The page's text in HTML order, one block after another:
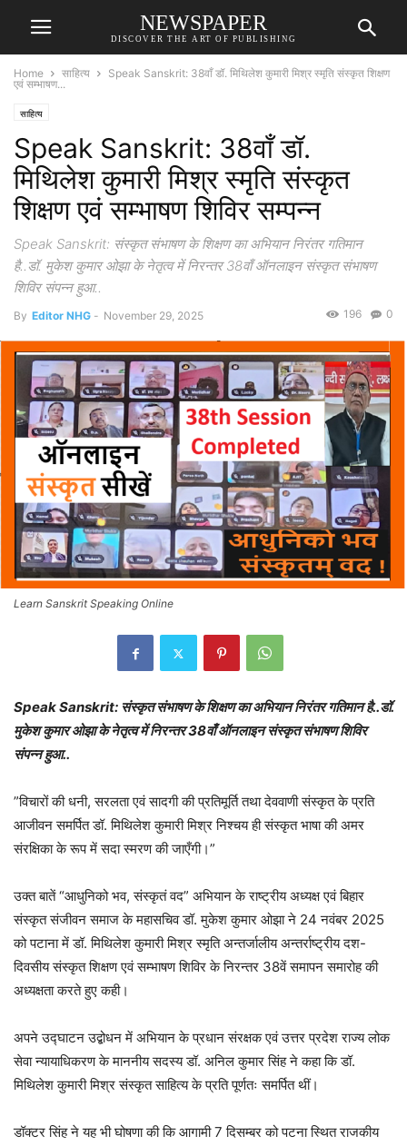
NEWSPAPER
DISCOVER THE ART OF PUBLISHING
Home साहित्य
Speak Sanskrit: 38वाँ डॉ. मिथिलेश कुमारी मिश्र स्मृति संस्कृत शिक्षण
एवं सम्भाषण...
साहित्य
Speak Sanskrit: 38वाँ डॉ.
मिथिलेश कुमारी मिश्र स्मृति संस्कृत
शिक्षण एवं सम्भाषण शिविर सम्पन्न
Speak Sanskrit: संस्कृत संभाषण के शिक्षण का अभियान निरंतर गतिमान
है..डॉ. मुकेश कुमार ओझा के नेतृत्व में निरन्तर 38वाँ ऑनलाइन संस्कृत संभाषण
शिविर संपन्न हुआ..
By Editor NHG - November 29, 2025 0
196
Learn Sanskrit Speaking Online
Speak Sanskrit: संस्कृत संभाषण के शिक्षण का अभियान निरंतर गतिमान है..डॉ.
मुकेश कुमार ओझा के नेतृत्व में निरन्तर 38वाँ ऑनलाइन संस्कृत संभाषण शिविर
संपन्न हुआ..
”विचारों की धनी, सरलता एवं सादगी की प्रतिमूर्ति तथा देववाणी संस्कृत के प्रति
आजीवन समर्पित डॉ. मिथिलेश कुमारी मिश्र निश्चय ही संस्कृत भाषा की अमर
संरक्षिका के रूप में सदा स्मरण की जाएँगी।”
उक्त बातें “आधुनिको भव, संस्कृतं वद” अभियान के राष्ट्रीय अध्यक्ष एवं बिहार
संस्कृत संजीवन समाज के महासचिव डॉ. मुकेश कुमार ओझा ने 24 नवंबर 2025
को पटाना में डॉ. मिथिलेश कुमारी मिश्र स्मृति अन्तर्जालीय अन्तर्राष्ट्रीय दश-
दिवसीय संस्कृत शिक्षण एवं सम्भाषण शिविर के निरन्तर 38वें समापन समारोह की
अध्यक्षता करते हुए कही।
अपने उद्घाटन उद्बोधन में अभियान के प्रधान संरक्षक एवं उत्तर प्रदेश राज्य लोक
सेवा न्यायाधिकरण के माननीय सदस्य डॉ. अनिल कुमार सिंह ने कहा कि डॉ.
मिथिलेश कुमारी मिश्र संस्कृत साहित्य के प्रति पूर्णतः समर्पित थीं।
डॉक्टर सिंह ने यह भी घोषणा की कि आगामी 7 दिसम्बर को पटना स्थित राजकीय